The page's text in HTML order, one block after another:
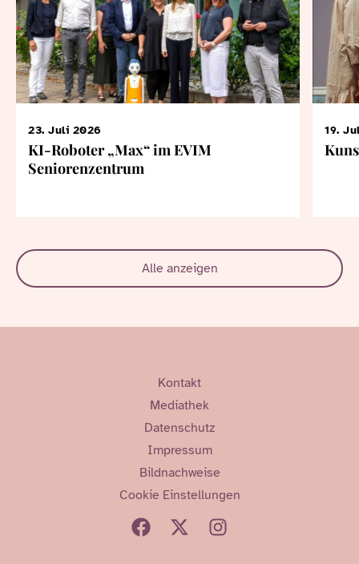
23. Juli 2026
KI-Roboter „Max“ im EVIM
Seniorenzentrum
19.
Alle anzeigen
Kontakt
Mediathek
Datenschutz
Impressum
Bildnachweise
Cookie Einstellungen